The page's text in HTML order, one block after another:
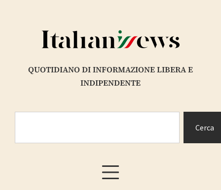
QUOTIDIANO DI INFORMAZIONE LIBERA E
INDIPENDENTE
Cerca